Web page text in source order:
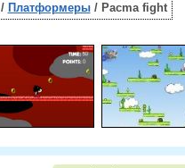
/ Платформеры/ Pacma fight